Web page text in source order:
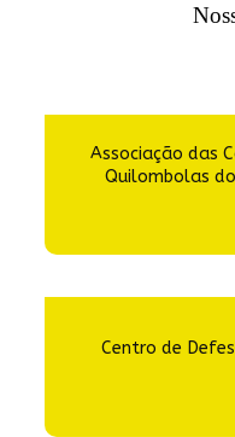
Associação das
Quilombolas do
Centro de